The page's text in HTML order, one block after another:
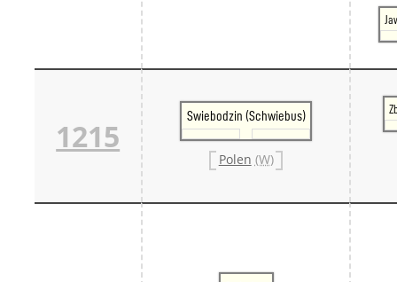
1215
Swiebodzin (Schwiebus)
Polen (W)